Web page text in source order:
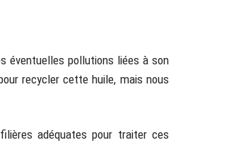
éventuelles pollutions liées à son
recycler cette huile, mais nous
adéquates pour traiter ces